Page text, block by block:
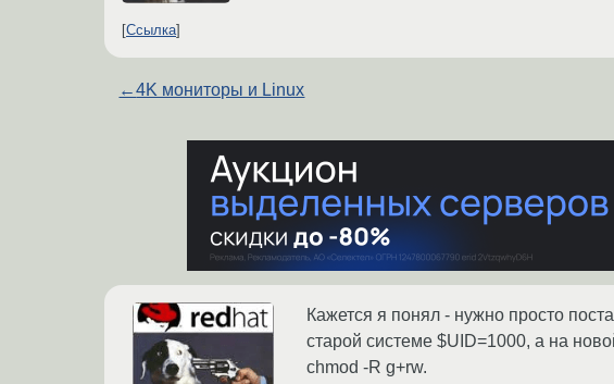
Ссылка
←4K мониторы и Linux
Кажется я понял - нужно просто
старой системе $UID=1000, а на
chmod -R g+rw.